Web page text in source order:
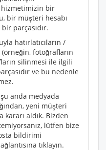
hizmetimizin bir
bir müşteri hesabı
parçasıdır.
hatırlatıcıların /
fotoğrafların
silinmesi ile ilgili
ve bu nedenle
anda medyada
yeni müşteri
kararı aldık. Bizden
lütfen bize
bildirimi
tıklayın.